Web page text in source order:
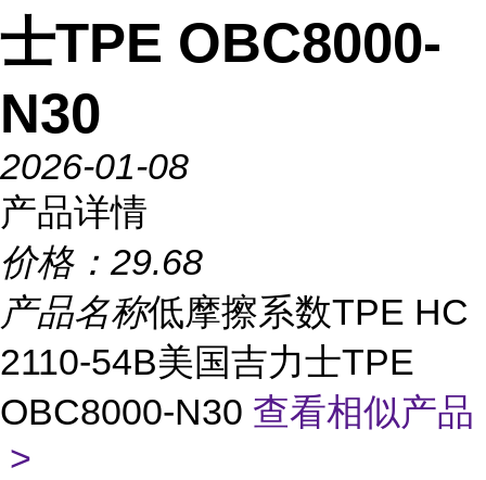
士TPE OBC8000-
N30
2026-01-08
产品详情
价格： 29.68
产品名称低摩擦系数TPE HC
2110-54B美国吉力士TPE
OBC8000-N30 查看相似产品
>